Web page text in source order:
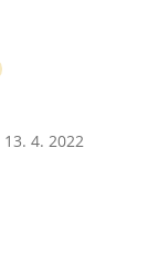
4. 2022